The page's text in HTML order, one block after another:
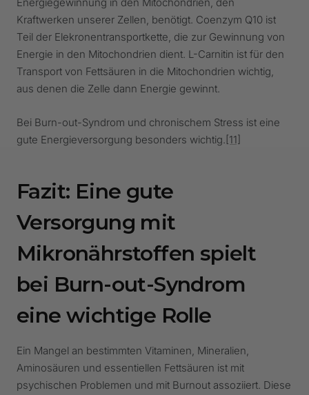
Kraftwerken unserer Zellen, benötigt. Coenzym Q10 ist
Teil der Elekronentransportkette, die zur Gewinnung von
Energie in den Mitochondrien dient. L-Carnitin ist für den
Transport von Fettsäuren in die Mitochondrien wichtig,
aus denen die Zelle dann Energie gewinnt.
Bei Burn-out-Syndrom und chronischem Stress ist eine
gute Energieversorgung besonders wichtig. [11]
Fazit: Eine gute
Versorgung mit
Mikronährstoffen spielt
bei Burn-out-Syndrom
eine wichtige Rolle
Ein Mangel an bestimmten Vitaminen, Mineralien,
Aminosäuren und essentiellen Fettsäuren ist mit
psychischen Problemen und mit Burnout assoziiert. Diese